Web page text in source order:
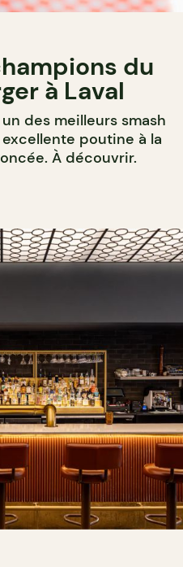
du
à Laval
des meilleurs smash
poutine à la
À découvrir.